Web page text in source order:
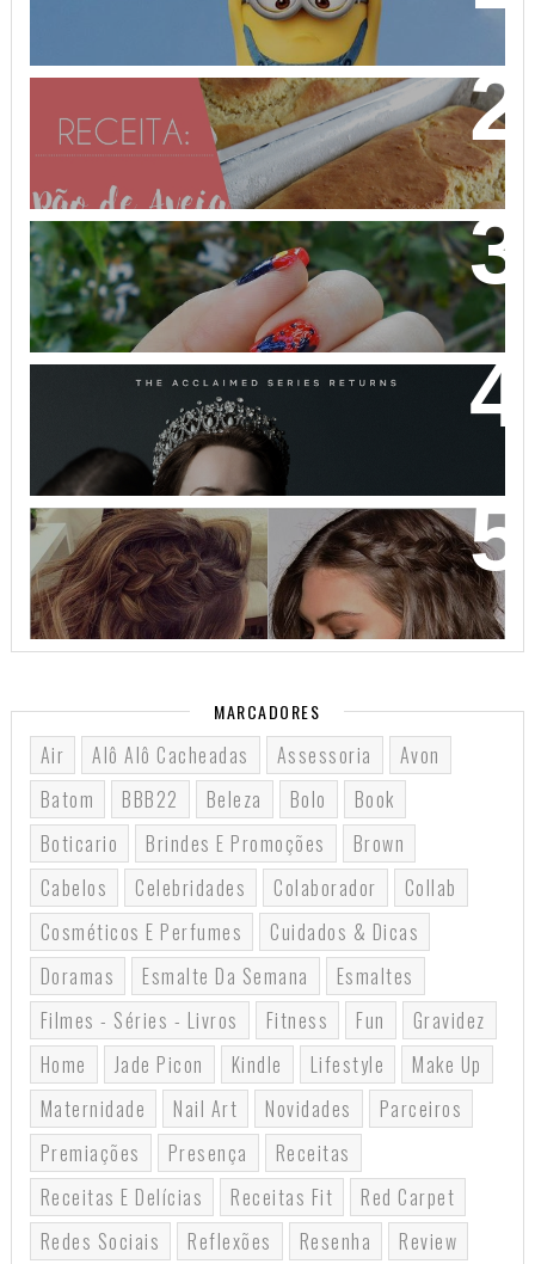
PÃO DE AVEIA FEITO COM MASSA MOLE - NÃO
PRECISA SOVAR! VEM APRENDER!
NAIL ART MICKEY MOUSE
THE CROWN: A HISTÓRIA DA REALEZA BRITÂNICA
COMO VOCÊ NUNCA VIU!
32 INSPIRAÇÕES DE PENTEADOS PARA CABELOS
CURTOS
MARCADORES
Air Alô Alô Cacheadas Assessoria
Avon
Batom
BBB22 Beleza Bolo
Book
Boticario
Brindes E Promoções
Brown
Cabelos
Celebridades Colaborador
Collab
Cosméticos E Perfumes
Cuidados & Dicas
Doramas
Esmalte Da Semana
Esmaltes
Filmes - Séries - Livros
Fitness Fun
Gravidez
Home
Jade Picon Kindle Lifestyle
Make Up
Maternidade
Nail Art Novidades
Parceiros
Premiações
Presença
Receitas
Receitas E Delícias
Receitas Fit
Red Carpet
Redes Sociais
Reflexões Resenha
Review